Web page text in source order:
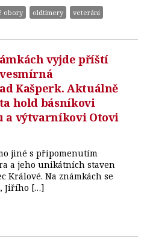
obory oldtimery veteráni
vyjde příští
Kašperk. Aktuálně
hold básníkovi
a výtvarníkovi Otovi
jiné s připomenutím
a jeho unikátních staven
Králové. Na známkách se
Jiřího […]